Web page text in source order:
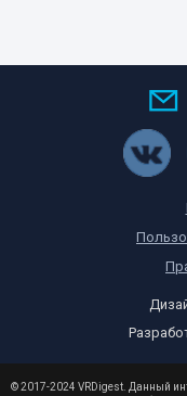
© 2017-2024 VRDigest. Данный